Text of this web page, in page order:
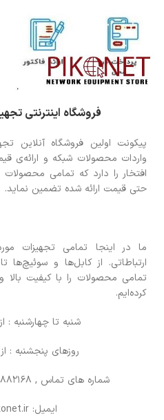
فروشگاه اینترنتی
پیکونت اولین فروشگاه آنلاین
واردات محصولات شبکه و ارائه‌ی
افتخار را دارد که تمامی
حتی قیمت ارائه شده تضمین نماید.
ما در اینجا تمامی تجهیزات
ارتباطاتی. از کابل‌ها و سوئیچ‌ها
تمامی محصولات را با کیفیت
کرده‌ایم.
شنبه تا چهارشنبه : از
روزهای پنجشنبه : از
شماره های تماس , 09212882168 , 09352266546
ایمیل: info@pikonet.ir